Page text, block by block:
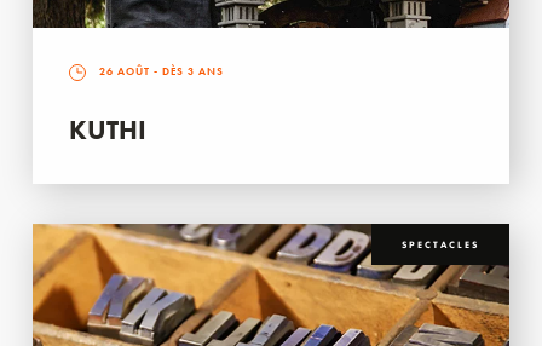
26 AOÛT - DÈS 3 ANS
KUTHI
SPECTACLES